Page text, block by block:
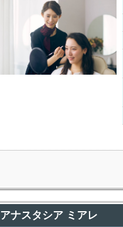
アナスタシア ミアレ